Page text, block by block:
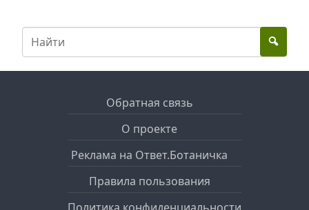
Обратная связь
О проекте
Реклама на Ответ.Ботаничка
Правила пользования